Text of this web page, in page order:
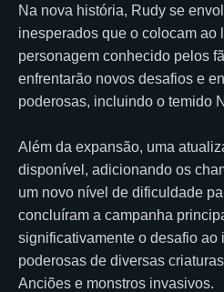
Na nova história, Rudy se
inesperados que o colocam ao
personagem conhecido pelos
enfrentarão novos desafios e
poderosas, incluindo o temido
Além da expansão, uma
disponível, adicionando os
um novo nível de dificuldade
concluíram a campanha
significativamente o desafio ao
poderosas de diversas
Anciões e monstros invasivos.